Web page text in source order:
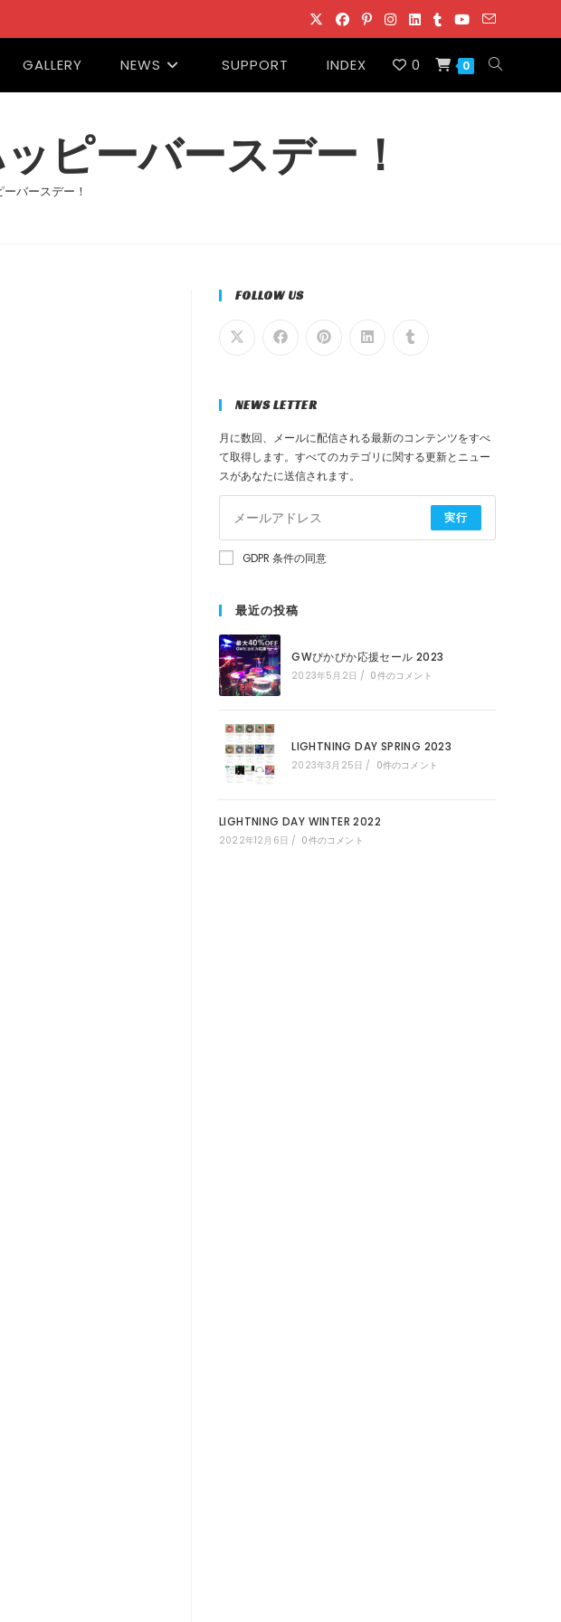
GALLERY NEWS SUPPORT INDEX 0 0 ウ
検
索
ピーバースデー！
バースデー！
FOLLOW US
NEWS LETTER
月に数回、メールに配信される最新のコンテンツをすべ
て取得します。すべてのカテゴリに関する更新とニュー
スがあなたに送信されます。
実行
GDPR 条件の同意
最近の投稿
GWぴかぴか応援セール 2023
2023年5月2日 / 0件のコメント
LIGHTNING DAY SPRING 2023
2023年3月25日 / 0件のコメント
LIGHTNING DAY WINTER 2022
2022年12月6日 / 0件のコメント